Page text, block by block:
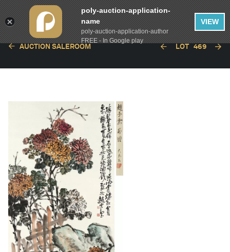
AUCTION SALEROOM LOT 469
poly-auction-application-
name
poly-auction-application-author
FREE - In Google play
VIEW